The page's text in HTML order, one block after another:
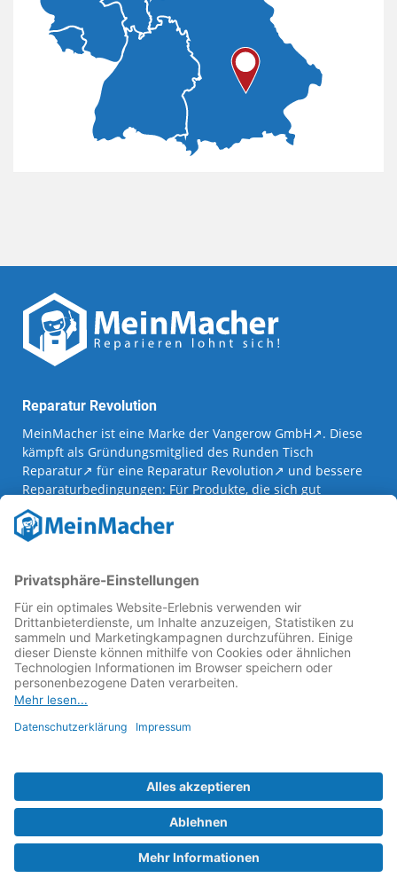
Reparatur Revolution
MeinMacher ist eine Marke der Vangerow GmbH↗. Diese
kämpft als Gründungsmitglied des Runden Tisch
Reparatur↗ für eine Reparatur Revolution↗ und bessere
Reparaturbedingungen: Für Produkte, die sich gut
reparieren lassen, für günstigere Ersatzteile und den
Erhalt der reparierenden Betriebe und des Reparatur-
Know-hows in Deutschland.
Weitere Informationen
Fachhändler finden
Über uns
FAQ - häufig gestellte Fragen
Rechtliches
© 2023 MeinMacher - eine Marke der Vangerow GmbH
Barrierefreiheit
AGBs
Kontakt